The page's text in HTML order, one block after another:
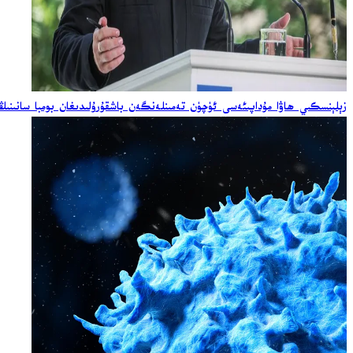
زېلېنسكىي ھاۋا مۇداپىئەسى ئۈچۈن تەمىنلەنگەن باشقۇرۇلىدىغان بومبا سانىنىڭ